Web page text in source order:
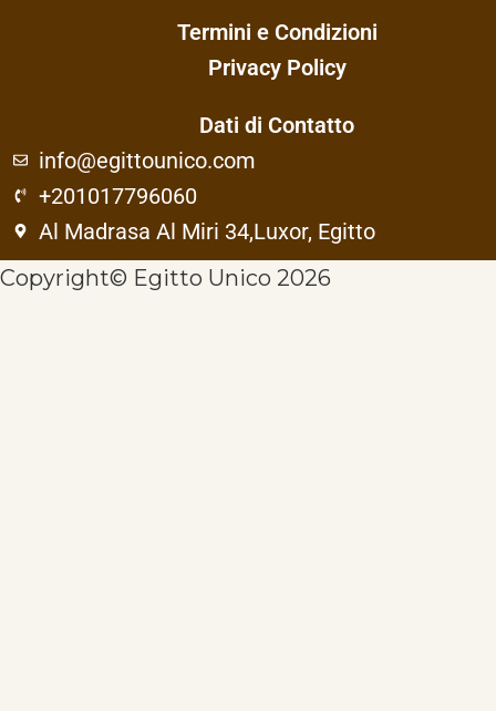
Termini e Condizioni
Privacy Policy
Dati di Contatto
info@egittounico.com
+201017796060
Al Madrasa Al Miri 34,Luxor, Egitto
Copyright© Egitto Unico 2026